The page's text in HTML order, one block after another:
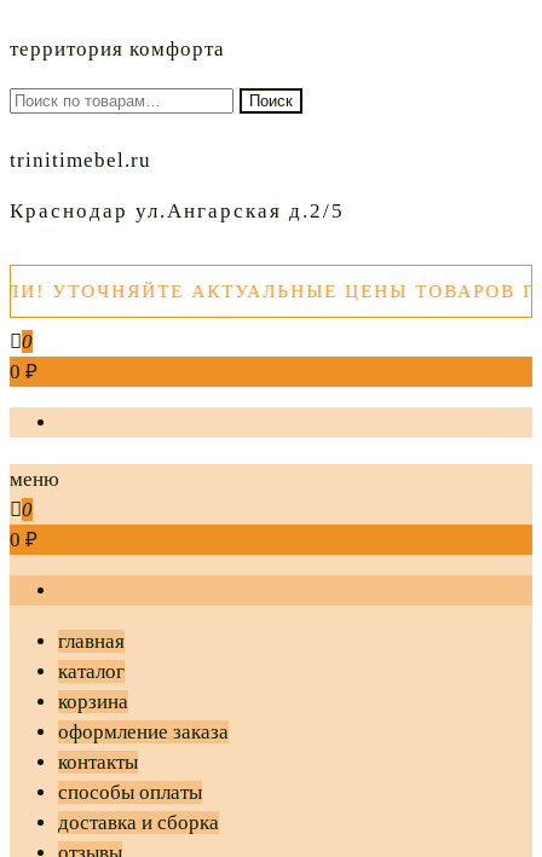
территория комфорта
Искать: Поиск
trinitimebel.ru
Краснодар ул.Ангарская д.2/5
УТОЧНЯЙТЕ АКТУАЛЬНЫЕ ЦЕНЫ ТОВАРОВ
0
0 ₽
меню
0
0 ₽
главная
каталог
корзина
оформление заказа
контакты
способы оплаты
доставка и сборка